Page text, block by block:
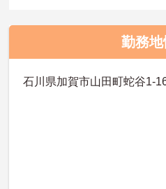
勤務地
石川県加賀市山田町蛇谷